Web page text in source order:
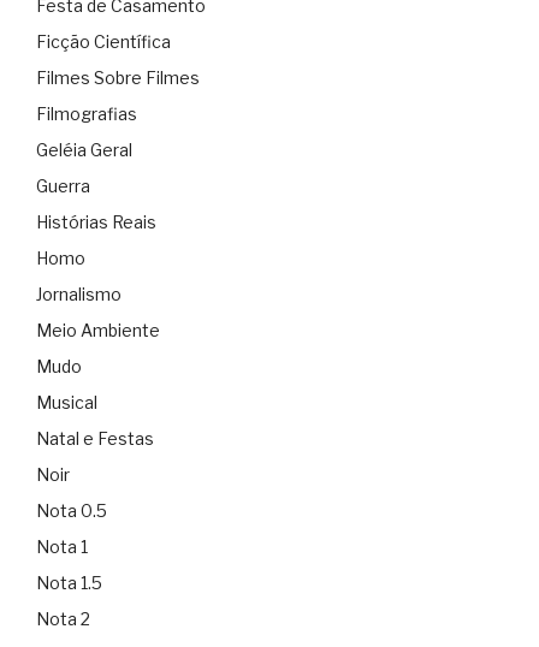
Festa de Casamento
Ficção Científica
Filmes Sobre Filmes
Filmografias
Geléia Geral
Guerra
Histórias Reais
Homo
Jornalismo
Meio Ambiente
Mudo
Musical
Natal e Festas
Noir
Nota 0.5
Nota 1
Nota 1.5
Nota 2